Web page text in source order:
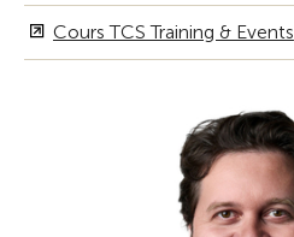
Cours TCS Training & Events